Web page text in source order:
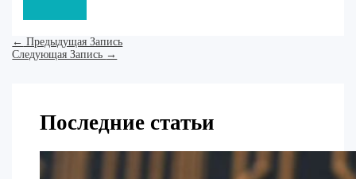
← Предыдущая Запись
Следующая Запись →
Последние статьи